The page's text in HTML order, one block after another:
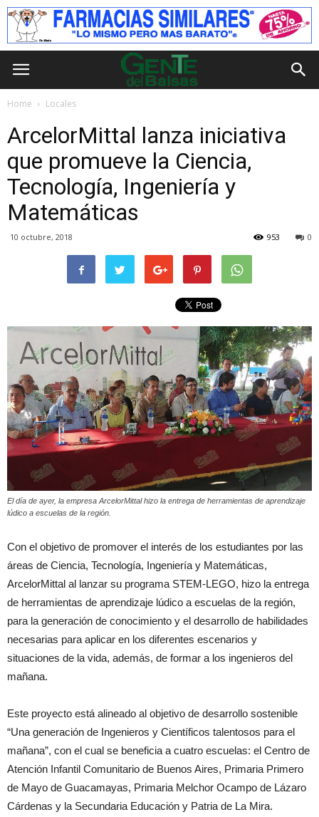
Home Locales
ArcelorMittal lanza iniciativa
que promueve la Ciencia,
Tecnología, Ingeniería y
Matemáticas
10 octubre, 2018 0
953
El día de ayer, la empresa ArcelorMittal hizo la entrega de herramientas de aprendizaje
lúdico a escuelas de la región.
Con el objetivo de promover el interés de los estudiantes por las
áreas de Ciencia, Tecnología, Ingeniería y Matemáticas,
ArcelorMittal al lanzar su programa STEM-LEGO, hizo la entrega
de herramientas de aprendizaje lúdico a escuelas de la región,
para la generación de conocimiento y el desarrollo de habilidades
necesarias para aplicar en los diferentes escenarios y
situaciones de la vida, además, de formar a los ingenieros del
mañana.
Este proyecto está alineado al objetivo de desarrollo sostenible
“Una generación de Ingenieros y Científicos talentosos para el
mañana”, con el cual se beneficia a cuatro escuelas: el Centro de
Atención Infantil Comunitario de Buenos Aires, Primaria Primero
de Mayo de Guacamayas, Primaria Melchor Ocampo de Lázaro
Cárdenas y la Secundaria Educación y Patria de La Mira.